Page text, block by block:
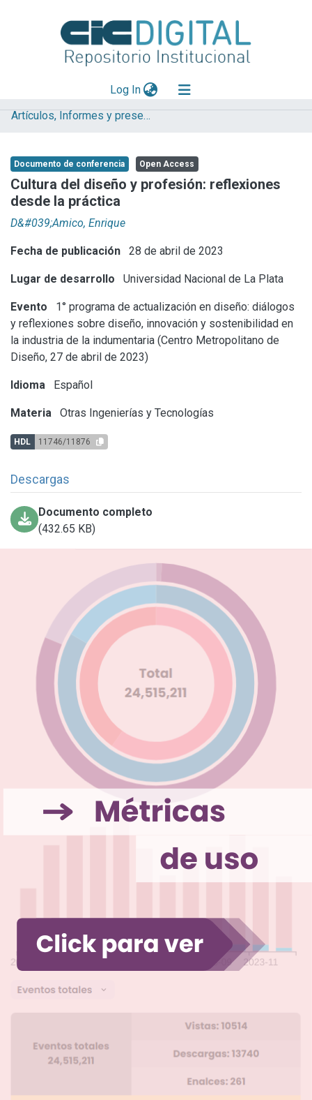
Log In(current)
Explorar
Aportar material
Statistics
Artículos, Informes y presentaciones en Congresos (UNLP)
Documento de conferencia Open Access
Cultura del diseño y profesión: reflexiones
desde la práctica
D&#039;Amico, Enrique
Fecha de publicación 28 de abril de 2023
Lugar de desarrollo Universidad Nacional de La Plata
Evento
1° programa de actualización en diseño: diálogos
y reflexiones sobre diseño, innovación y sostenibilidad en
la industria de la indumentaria (Centro Metropolitano de
Diseño, 27 de abril de 2023)
Idioma Español
Materia Otras Ingenierías y Tecnologías
HDL 11746/11876
Descargas
Documento completo
(432.65 KB)